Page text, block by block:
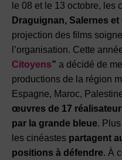
le 08 et le 13 octobre, les
Draguignan, Salernes
projection des films
l’organisation. Cette
Citoyens” a décidé de
productions de la région
Espagne, Maroc,
œuvres de 17
par la grande bleue.
les cinéastes partagent
positions à défendre. À